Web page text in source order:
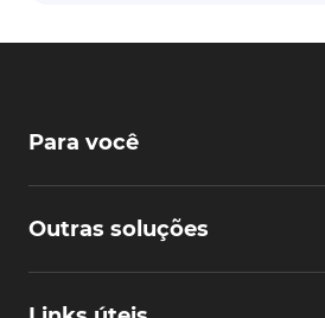
Para você
Outras soluções